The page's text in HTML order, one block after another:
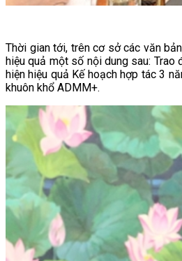
Thời gian tới, trên cơ sở các văn
hiệu quả một số nội dung sau:
hiện hiệu quả Kế hoạch hợp tác 3
khuôn khổ ADMM+.